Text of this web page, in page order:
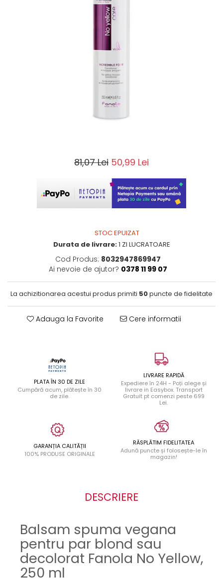
81,07 Lei 50,99 Lei
STOC EPUIZAT
Durata de livrare:1 ZI LUCRATOARE
Cod Produs: 8032947869947
Ai nevoie de ajutor? 0378 11 99 07
La achizitionarea acestui produs primiti 50puncte de fidelitate
Adauga la Favorite Cere informatii
PLATA ÎN 30 DE ZILE
Cumpără acum, plătește în 30
de zile.
LIVRARE RAPIDĂ
Expediere în 24H - Poți alege și
livrare in Easybox. Transport
Gratuit pt comenzi peste 699
Lei.
GARANȚIA CALITĂȚII
100% PRODUSE ORIGINALE
RĂSPLĂTIM FIDELITATEA
Adună puncte și folosește-le în
magazin!
DESCRIERE
Balsam spuma vegana
pentru par blond sau
decolorat Fanola No Yellow,
250 ml